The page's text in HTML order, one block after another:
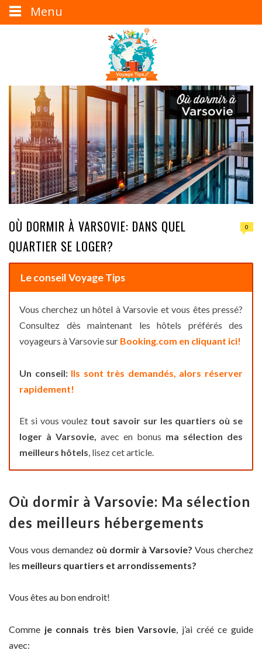
OÙ DORMIR À VARSOVIE: DANS QUEL
QUARTIER SE LOGER?
0
Le conseil Voyage Tips
Vous cherchez un hôtel à Varsovie et vous êtes pressé?
Consultez dès maintenant les hôtels préférés des
voyageurs à Varsovie sur Booking.com en cliquant ici!
Un conseil: Ils sont très demandés, alors réserver
rapidement!
Et si vous voulez tout savoir sur les quartiers où se
loger à Varsovie, avec en bonus ma sélection des
meilleurs hôtels, lisez cet article.
Où dormir à Varsovie: Ma sélection
des meilleurs hébergements
Vous vous demandezoù dormir à Varsovie? Vous cherchez
les meilleurs quartiers et arrondissements?
Vous êtes au bon endroit!
Comme je connais très bien Varsovie , j’ai créé ce guide
avec:
Menu